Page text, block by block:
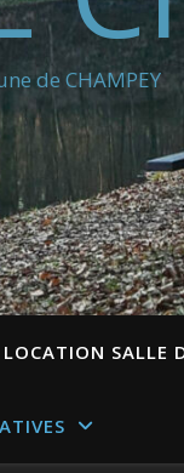
de CHAMPEY
LOCATION SALLE